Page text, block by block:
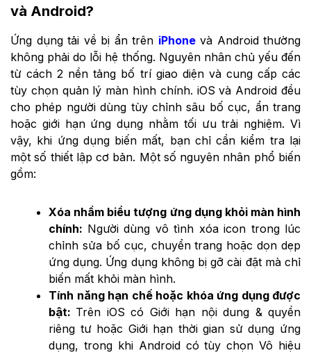
và Android?
Ứng dụng tải về bị ẩn trên iPhonevà Android thường
không phải do lỗi hệ thống. Nguyên nhân chủ yếu đến
từ cách 2 nền tảng bố trí giao diện và cung cấp các
tùy chọn quản lý màn hình chính. iOS và Android đều
cho phép người dùng tùy chỉnh sâu bố cục, ẩn trang
hoặc giới hạn ứng dụng nhằm tối ưu trải nghiệm. Vì
vậy, khi ứng dụng biến mất, bạn chỉ cần kiểm tra lại
một số thiết lập cơ bản. Một số nguyên nhân phổ biến
gồm:
Xóa nhầm biểu tượng ứng dụng khỏi màn hình
chính: Người dùng vô tình xóa icon trong lúc
chỉnh sửa bố cục, chuyển trang hoặc dọn dẹp
ứng dụng. Ứng dụng không bị gỡ cài đặt mà chỉ
biến mất khỏi màn hình.
Tính năng hạn chế hoặc khóa ứng dụng được
bật: Trên iOS có Giới hạn nội dung & quyền
riêng tư hoặc Giới hạn thời gian sử dụng ứng
dụng, trong khi Android có tùy chọn Vô hiệu